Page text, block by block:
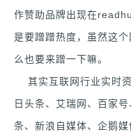
作赞助品牌出现在
是要蹭蹭热度，虽然这
么也要来蹭一下嘛。
其实互联网行业实时
日头条、艾瑞网、百家
条、新浪自媒体、企鹅